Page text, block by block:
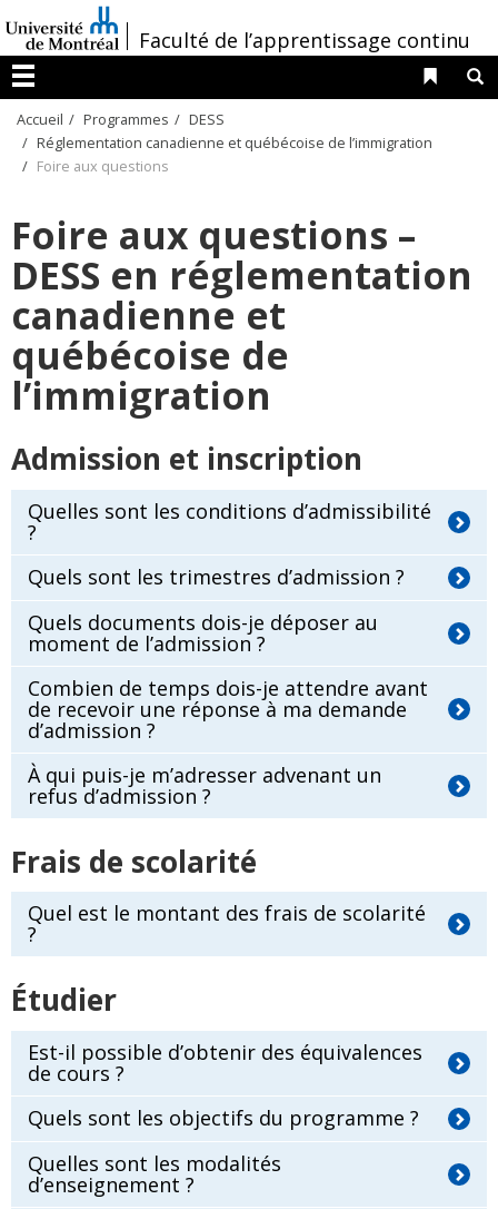
au
contenu
/Faculté de l’apprentissage continu
Menu
Liens
Accueil Programmes
DESS
Réglementation canadienne et québécoise de l’immigration
Foire aux questions
Foire aux questions –
DESS en réglementation
canadienne et
québécoise de
l’immigration
Admission et inscription
Quelles sont les conditions d’admissibilité
?
Quels sont les trimestres d’admission ?
Quels documents dois-je déposer au
moment de l’admission ?
Combien de temps dois-je attendre avant
de recevoir une réponse à ma demande
d’admission ?
À qui puis-je m’adresser advenant un
refus d’admission ?
Frais de scolarité
Quel est le montant des frais de scolarité
?
Étudier
Est-il possible d’obtenir des équivalences
de cours ?
Quels sont les objectifs du programme ?
Quelles sont les modalités
d’enseignement ?